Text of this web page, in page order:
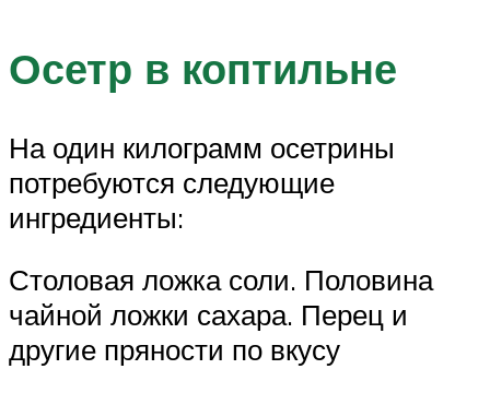
Осетр в коптильне
На один килограмм осетрины
потребуются следующие
ингредиенты:
Столовая ложка соли. Половина
чайной ложки сахара. Перец и
другие пряности по вкусу